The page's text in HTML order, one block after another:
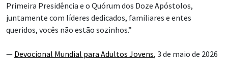
Primeira Presidência e o Quórum dos Doze Apóstolos,
juntamente com líderes dedicados, familiares e entes
queridos, vocês não estão sozinhos.”
— Devocional Mundial para Adultos Jovens, 3 de maio de 2026